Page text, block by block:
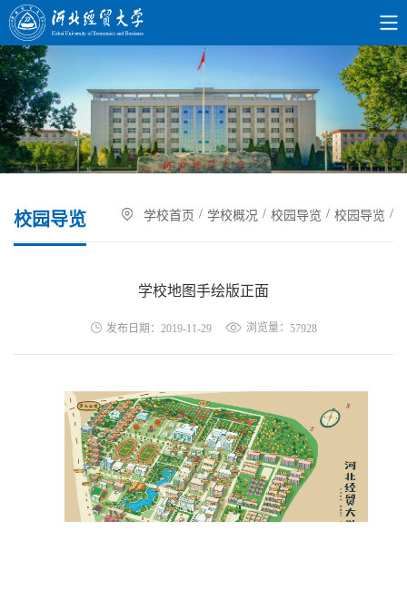
校园导览 学校首页 / 学校概况 / 校园导览 / 校园导览 /
学校地图手绘版正面
发布日期：2019-11-29 浏览量： 57928